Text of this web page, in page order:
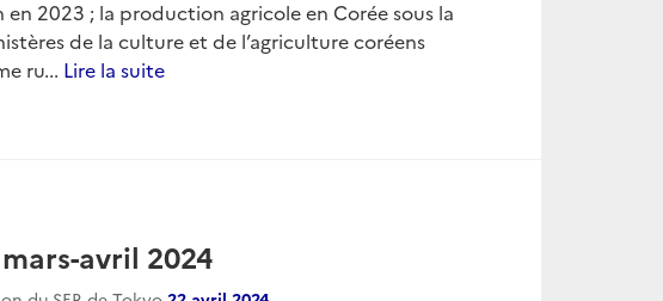
2023 ; la production agricole en Corée sous la
de la culture et de l’agriculture coréens
ru... Lire la suite
avril 2024